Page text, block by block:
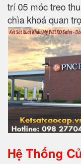
trí 05 móc treo
chìa khoá quan
Hệ Thống